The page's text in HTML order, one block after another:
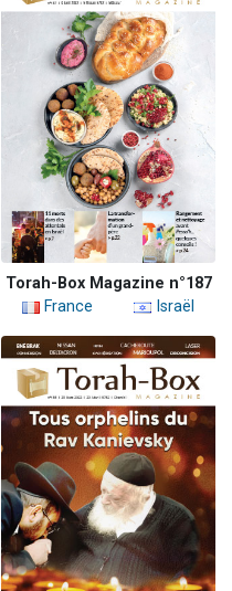
Torah-Box Magazine n°187
France
Israël